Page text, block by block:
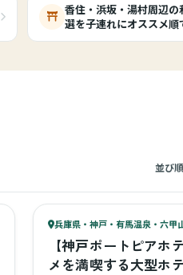
香住・浜坂・湯村周辺
選を子連れにオススメ順
並び順
72ベビー
兵庫県・神戸・有馬温泉・六甲
【神戸ポートピアホ
メを満喫する大型ホ